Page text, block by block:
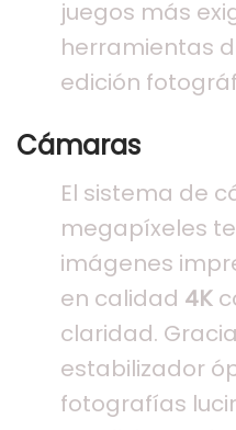
juegos más
herramientas
edición
Cámaras
El sistema de
megapíxeles
imágenes
en calidad 4K
claridad.
estabilizador
fotografías